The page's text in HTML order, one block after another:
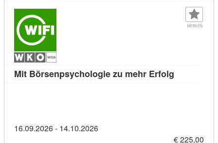
MERKEN
Mit Börsenpsychologie zu mehr Erfolg
16.09.2026 - 14.10.2026
€ 225,00